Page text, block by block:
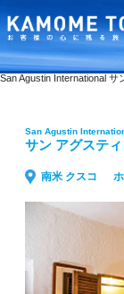
海外旅行・ツアーTOP
San Agustin International
San Agustin
サン アグステ
南米 クスコ